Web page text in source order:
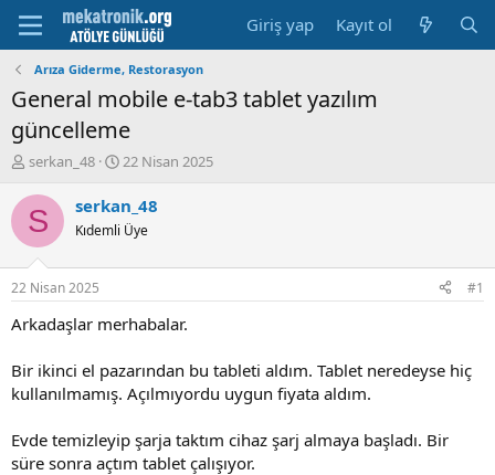
Giriş yap Kayıt ol
Arıza Giderme, Restorasyon
General mobile e-tab3 tablet yazılım
güncelleme
K
n
u
u
b
a
ş
t
a
serkan_48
B
ş
a
t
a
h
22 Nisan 2025
S serkan_48
Kıdemli Üye
22 Nisan 2025 #1
Arkadaşlar merhabalar.
Bir ikinci el pazarından bu tableti aldım. Tablet neredeyse hiç
kullanılmamış. Açılmıyordu uygun fiyata aldım.
Evde temizleyip şarja taktım cihaz şarj almaya başladı. Bir
süre sonra açtım tablet çalışıyor.